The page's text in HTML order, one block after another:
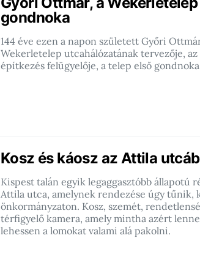
gondnoka
144 éve ezen a napon született Győri
Wekerletelep utcahálózatának tervezője, az
építkezés felügyelője, a telep első
Kosz és káosz az Attila
Kispest talán egyik legaggasztóbb állapotú
Attila utca, amelynek rendezése úgy tűnik,
önkormányzaton. Kosz, szemét,
térfigyelő kamera, amely mintha azért
lehessen a lomokat valami alá pakolni.